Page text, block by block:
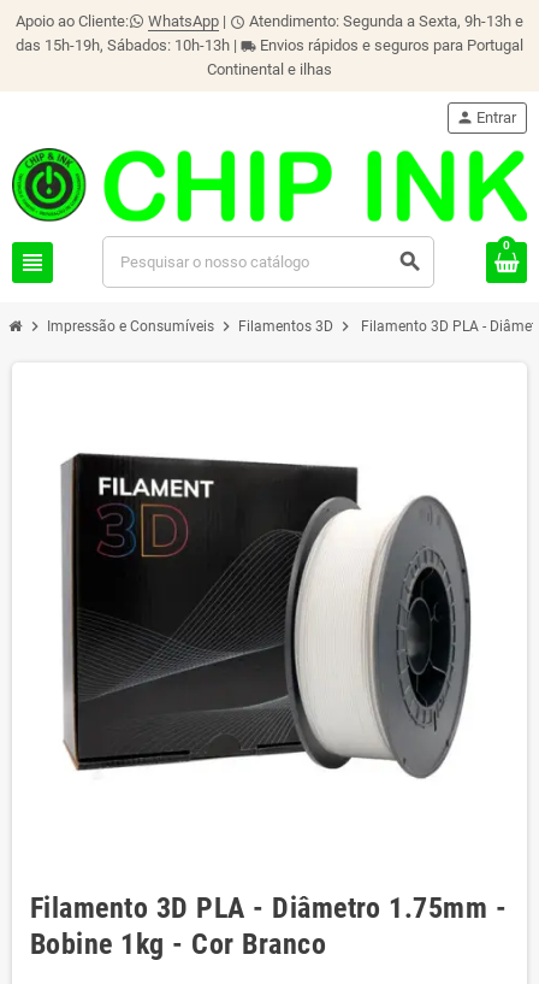
Apoio ao Cliente: WhatsApp | schedule Atendimento: Segunda a Sexta, 9h-13h e
das 15h-19h, Sábados: 10h-13h | local_shipping Envios rápidos e seguros para Portugal
Continental e ilhas
view_headline search
person Entrar
0
chevron_right Impressão e Consumíveis chevron_right Filamentos 3D chevron_right Filamento 3D PLA -
Filamento 3D PLA - Diâmetro 1.75mm -
Bobine 1kg - Cor Branco